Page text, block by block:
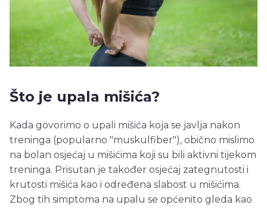
Što je upala mišića?
Kada govorimo o upali mišića koja se javlja nakon
treninga (popularno "muskulfiber"), obično mislimo
na bolan osjećaj u mišićima koji su bili aktivni tijekom
treninga. Prisutan je također osjećaj zategnutosti i
krutosti mišića kao i određena slabost u mišićima.
Zbog tih simptoma na upalu se općenito gleda kao